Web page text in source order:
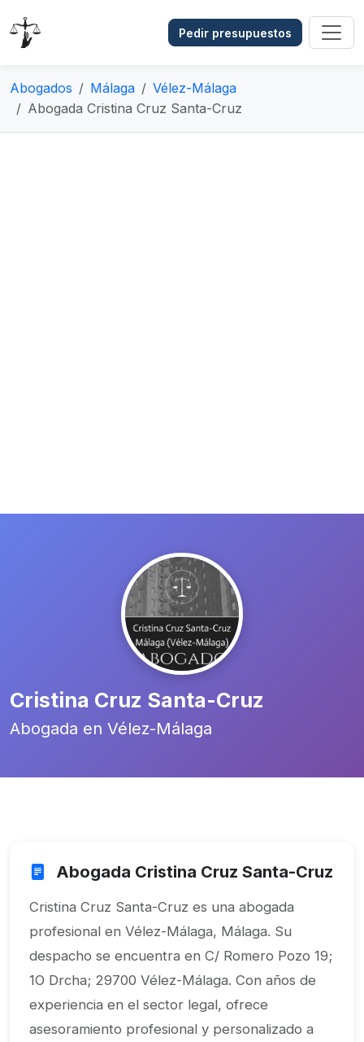
Pedir presupuestos
Abogados Málaga
Vélez-Málaga
Abogada Cristina Cruz Santa-Cruz
Cristina Cruz Santa-Cruz
Abogada en Vélez-Málaga
Abogada Cristina Cruz Santa-Cruz
Cristina Cruz Santa-Cruz es una abogada
profesional en Vélez-Málaga, Málaga. Su
despacho se encuentra en C/ Romero Pozo 19;
1O Drcha; 29700 Vélez-Málaga. Con años de
experiencia en el sector legal, ofrece
asesoramiento profesional y personalizado a